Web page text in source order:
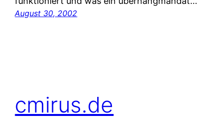
August 30, 2002
cmirus.de